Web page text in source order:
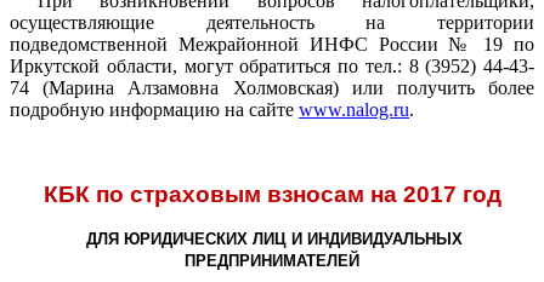
осуществляющие деятельность на территории
подведомственной Межрайонной ИНФС России № 19 по
Иркутской области, могут обратиться по тел.: 8 (3952) 44-43-
74 (Марина Алзамовна Холмовская) или получить более
подробную информацию на сайте www.nalog.ru.
КБК по страховым взносам на 2017 год
ДЛЯ ЮРИДИЧЕСКИХ ЛИЦ И ИНДИВИДУАЛЬНЫХ
ПРЕДПРИНИМАТЕЛЕЙ